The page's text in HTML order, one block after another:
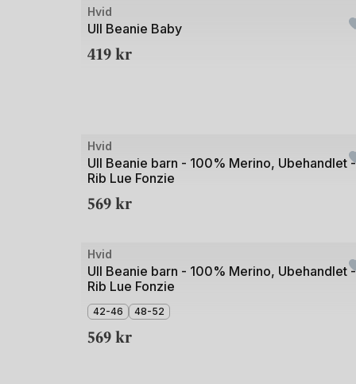
Bilde
av
Hvid
Ull Beanie Baby
419kr
Bilde
av
Hvid
Ull Beanie barn - 100% Merino, Ubehandlet -
Rib Lue Fonzie
569kr
Bilde
av
Hvid
Ull Beanie barn - 100% Merino, Ubehandlet -
Rib Lue Fonzie
42-46 48-52
569kr